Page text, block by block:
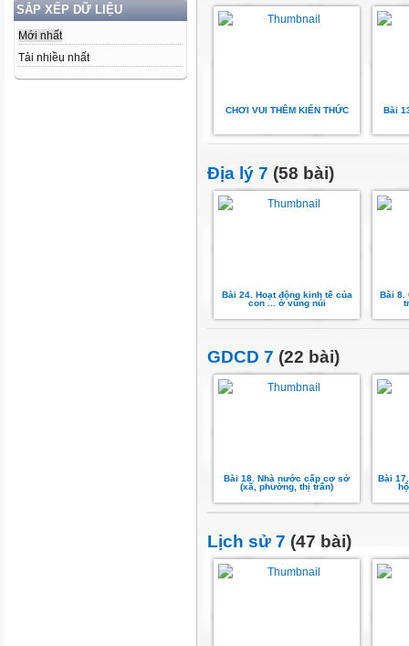
SẮP XẾP DỮ LIỆU
Mới nhất
Tải nhiều nhất
CHƠI VUI THÊM KIẾN THỨC Bài
Địa lý 7 (58 bài)
Bài 24. Hoạt động kinh tế của
con ... ở vùng núi
Bài 8.
GDCD 7 (22 bài)
Bài 18. Nhà nước cấp cơ sở
(xã, phường, thị trấn)
Bài
Lịch sử 7 (47 bài)